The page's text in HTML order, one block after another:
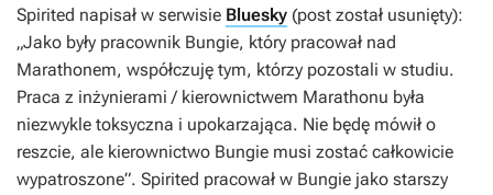
Spirited napisał w serwisie Bluesky (post został usunięty):
„Jako były pracownik Bungie, który pracował nad
Marathonem, współczuję tym, którzy pozostali w studiu.
Praca z inżynierami / kierownictwem Marathonu była
niezwykle toksyczna i upokarzająca. Nie będę mówił o
reszcie, ale kierownictwo Bungie musi zostać całkowicie
wypatroszone”. Spirited pracował w Bungie jako starszy